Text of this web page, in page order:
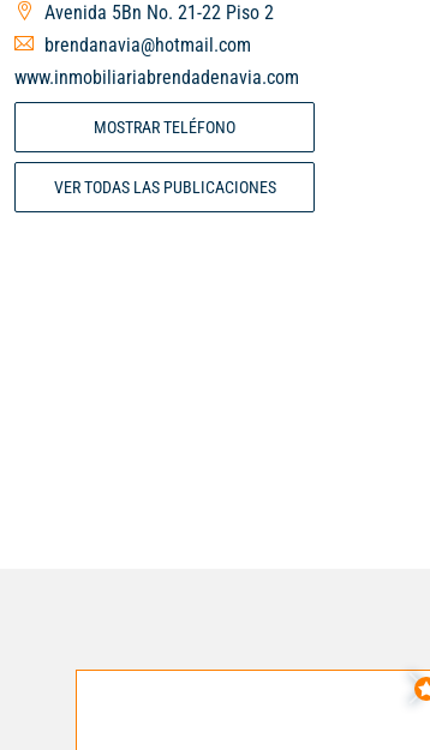
Avenida 5Bn No. 21-22 Piso 2
brendanavia@hotmail.com
www.inmobiliariabrendadenavia.com
MOSTRAR TELÉFONO
VER TODAS LAS PUBLICACIONES